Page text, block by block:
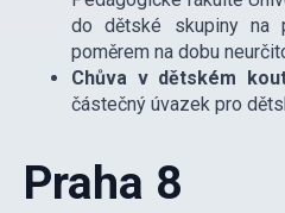
do dětské skupiny na
poměrem na dobu
Chůva v dětském
částečný úvazek pro
Praha 8